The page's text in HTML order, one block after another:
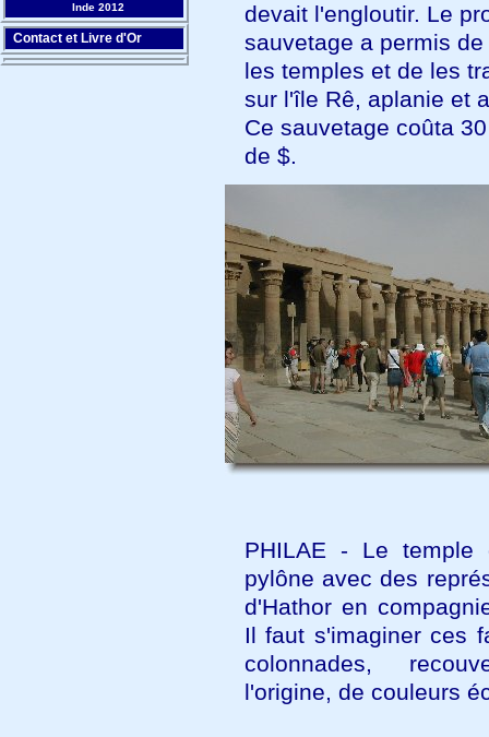
devait l'engloutir. Le
sauvetage a permis
les temples et de les
sur l'île Rê, aplanie et
Ce sauvetage coûta
de $.
PHILAE - Le temple
pylône avec des
d'Hathor en
Il faut s'imaginer ces
colonnades,
l'origine, de couleurs
Inde 2012
Contact et Livre d'Or